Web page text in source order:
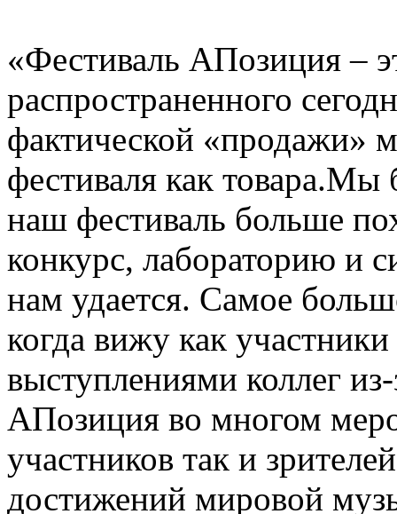
«Фестиваль АПозиция –
распространенного
фактической «продажи»
фестиваля как товара.Мы
наш фестиваль больше
конкурс, лабораторию и
нам удается. Самое
когда вижу как
выступлениями коллег
АПозиция во многом
участников так и
достижений мировой